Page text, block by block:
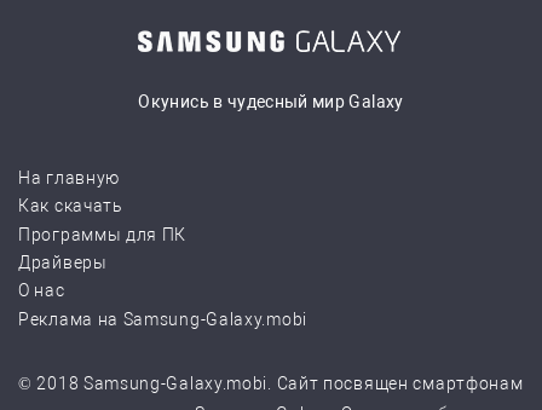
Окунись в чудесный мир Galaxy
На главную
Как скачать
Программы для ПК
Драйверы
О нас
Реклама на Samsung-Galaxy.mobi
© 2018 Samsung-Galaxy.mobi. Сайт посвящен смартфонам